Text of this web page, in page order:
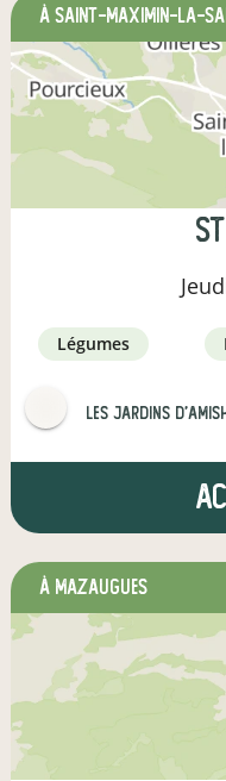
à Saint-Maximin-la-
légumes
Les jardins
à Mazaugues